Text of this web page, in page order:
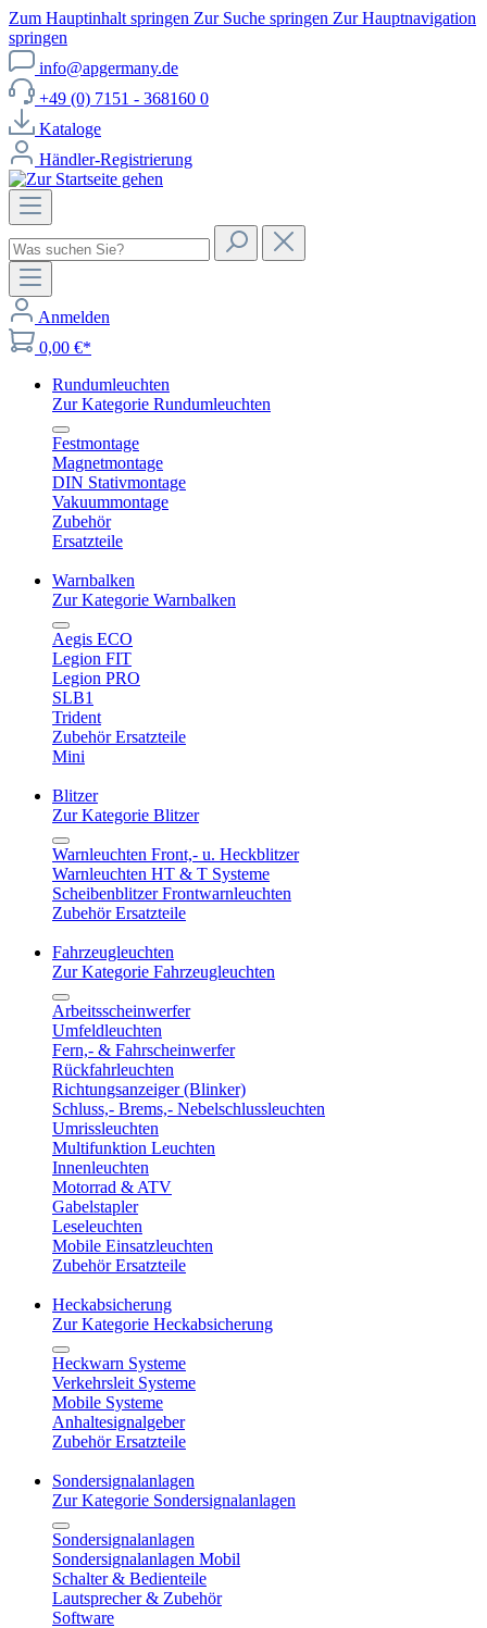
Zum Hauptinhalt springen Zur Suche springen Zur Hauptnavigation
springen
info@apgermany.de
+49 (0) 7151 - 368160 0
Kataloge
Händler-Registrierung
Anmelden
0,00 €*
Rundumleuchten
Zur Kategorie Rundumleuchten
Festmontage
Magnetmontage
DIN Stativmontage
Vakuummontage
Zubehör
Ersatzteile
Warnbalken
Zur Kategorie Warnbalken
Aegis ECO
Legion FIT
Legion PRO
SLB1
Trident
Zubehör Ersatzteile
Mini
Blitzer
Zur Kategorie Blitzer
Warnleuchten Front,- u. Heckblitzer
Warnleuchten HT & T Systeme
Scheibenblitzer Frontwarnleuchten
Zubehör Ersatzteile
Fahrzeugleuchten
Zur Kategorie Fahrzeugleuchten
Arbeitsscheinwerfer
Umfeldleuchten
Fern,- & Fahrscheinwerfer
Rückfahrleuchten
Richtungsanzeiger (Blinker)
Schluss,- Brems,- Nebelschlussleuchten
Umrissleuchten
Multifunktion Leuchten
Innenleuchten
Motorrad & ATV
Gabelstapler
Leseleuchten
Mobile Einsatzleuchten
Zubehör Ersatzteile
Heckabsicherung
Zur Kategorie Heckabsicherung
Heckwarn Systeme
Verkehrsleit Systeme
Mobile Systeme
Anhaltesignalgeber
Zubehör Ersatzteile
Sondersignalanlagen
Zur Kategorie Sondersignalanlagen
Sondersignalanlagen
Sondersignalanlagen Mobil
Schalter & Bedienteile
Lautsprecher & Zubehör
Software